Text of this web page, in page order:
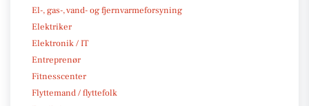
El-, gas-, vand- og fjernvarmeforsyning
Elektriker
Elektronik / IT
Entreprenør
Fitnesscenter
Flyttemand / flyttefolk